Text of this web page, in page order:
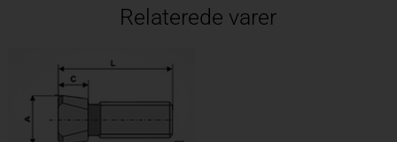
Relaterede varer